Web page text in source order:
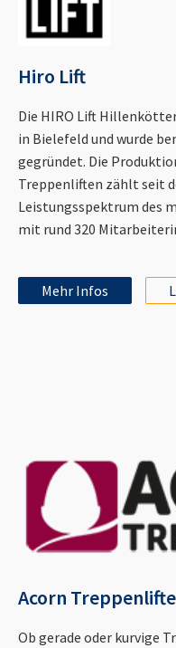
Hiro Lift
Die HIRO Lift
in Bielefeld und wurde
gegründet. Die
Treppenliften zählt seit
Leistungsspektrum des
mit rund 320
Mehr Infos
Acorn Treppenlifte
Ob gerade oder kurvige